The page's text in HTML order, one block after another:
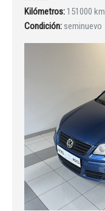
Kilómetros: 151000 km
Condición: seminuevo